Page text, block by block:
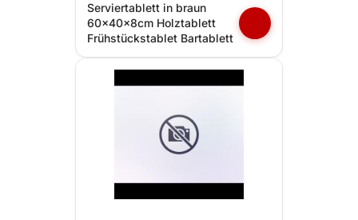
Serviertablett in braun
60x40x8cm Holztablett
Frühstückstablet Bartablett